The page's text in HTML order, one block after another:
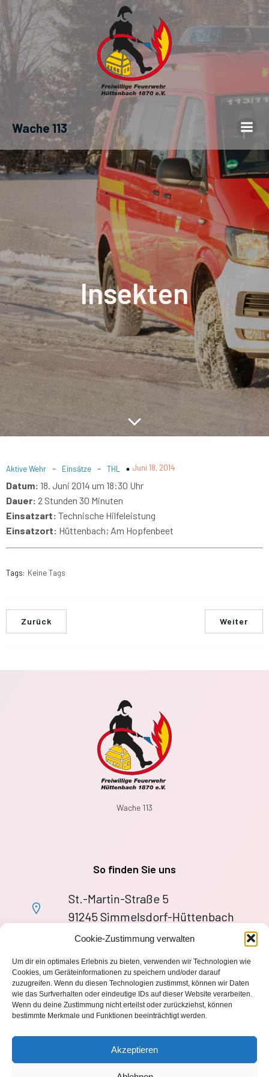
Cookie-Zustimmung verwalten
Um dir ein optimales Erlebnis zu bieten, verwenden wir Technologien wie
Cookies, um Geräteinformationen zu speichern und/oder darauf
zuzugreifen. Wenn du diesen Technologien zustimmst, können wir Daten
wie das Surfverhalten oder eindeutige IDs auf dieser Website verarbeiten.
Wenn du deine Zustimmung nicht erteilst oder zurückziehst, können
bestimmte Merkmale und Funktionen beeinträchtigt werden.
Akzeptieren
Wache 113
Insekten
Aktive Wehr - Einsätze - THL Juni 18, 2014
Datum: 18. Juni 2014 um 18:30 Uhr
Dauer: 2 Stunden 30 Minuten
Einsatzart: Technische Hilfeleistung
Einsatzort: Hüttenbach; Am Hopfenbeet
Tags: Keine Tags
Zurück Weiter
Wache 113
So finden Sie uns
St.-Martin-Straße 5
91245 Simmelsdorf-Hüttenbach
+49 9155 9279727
wache113@ff-huettenbach.de